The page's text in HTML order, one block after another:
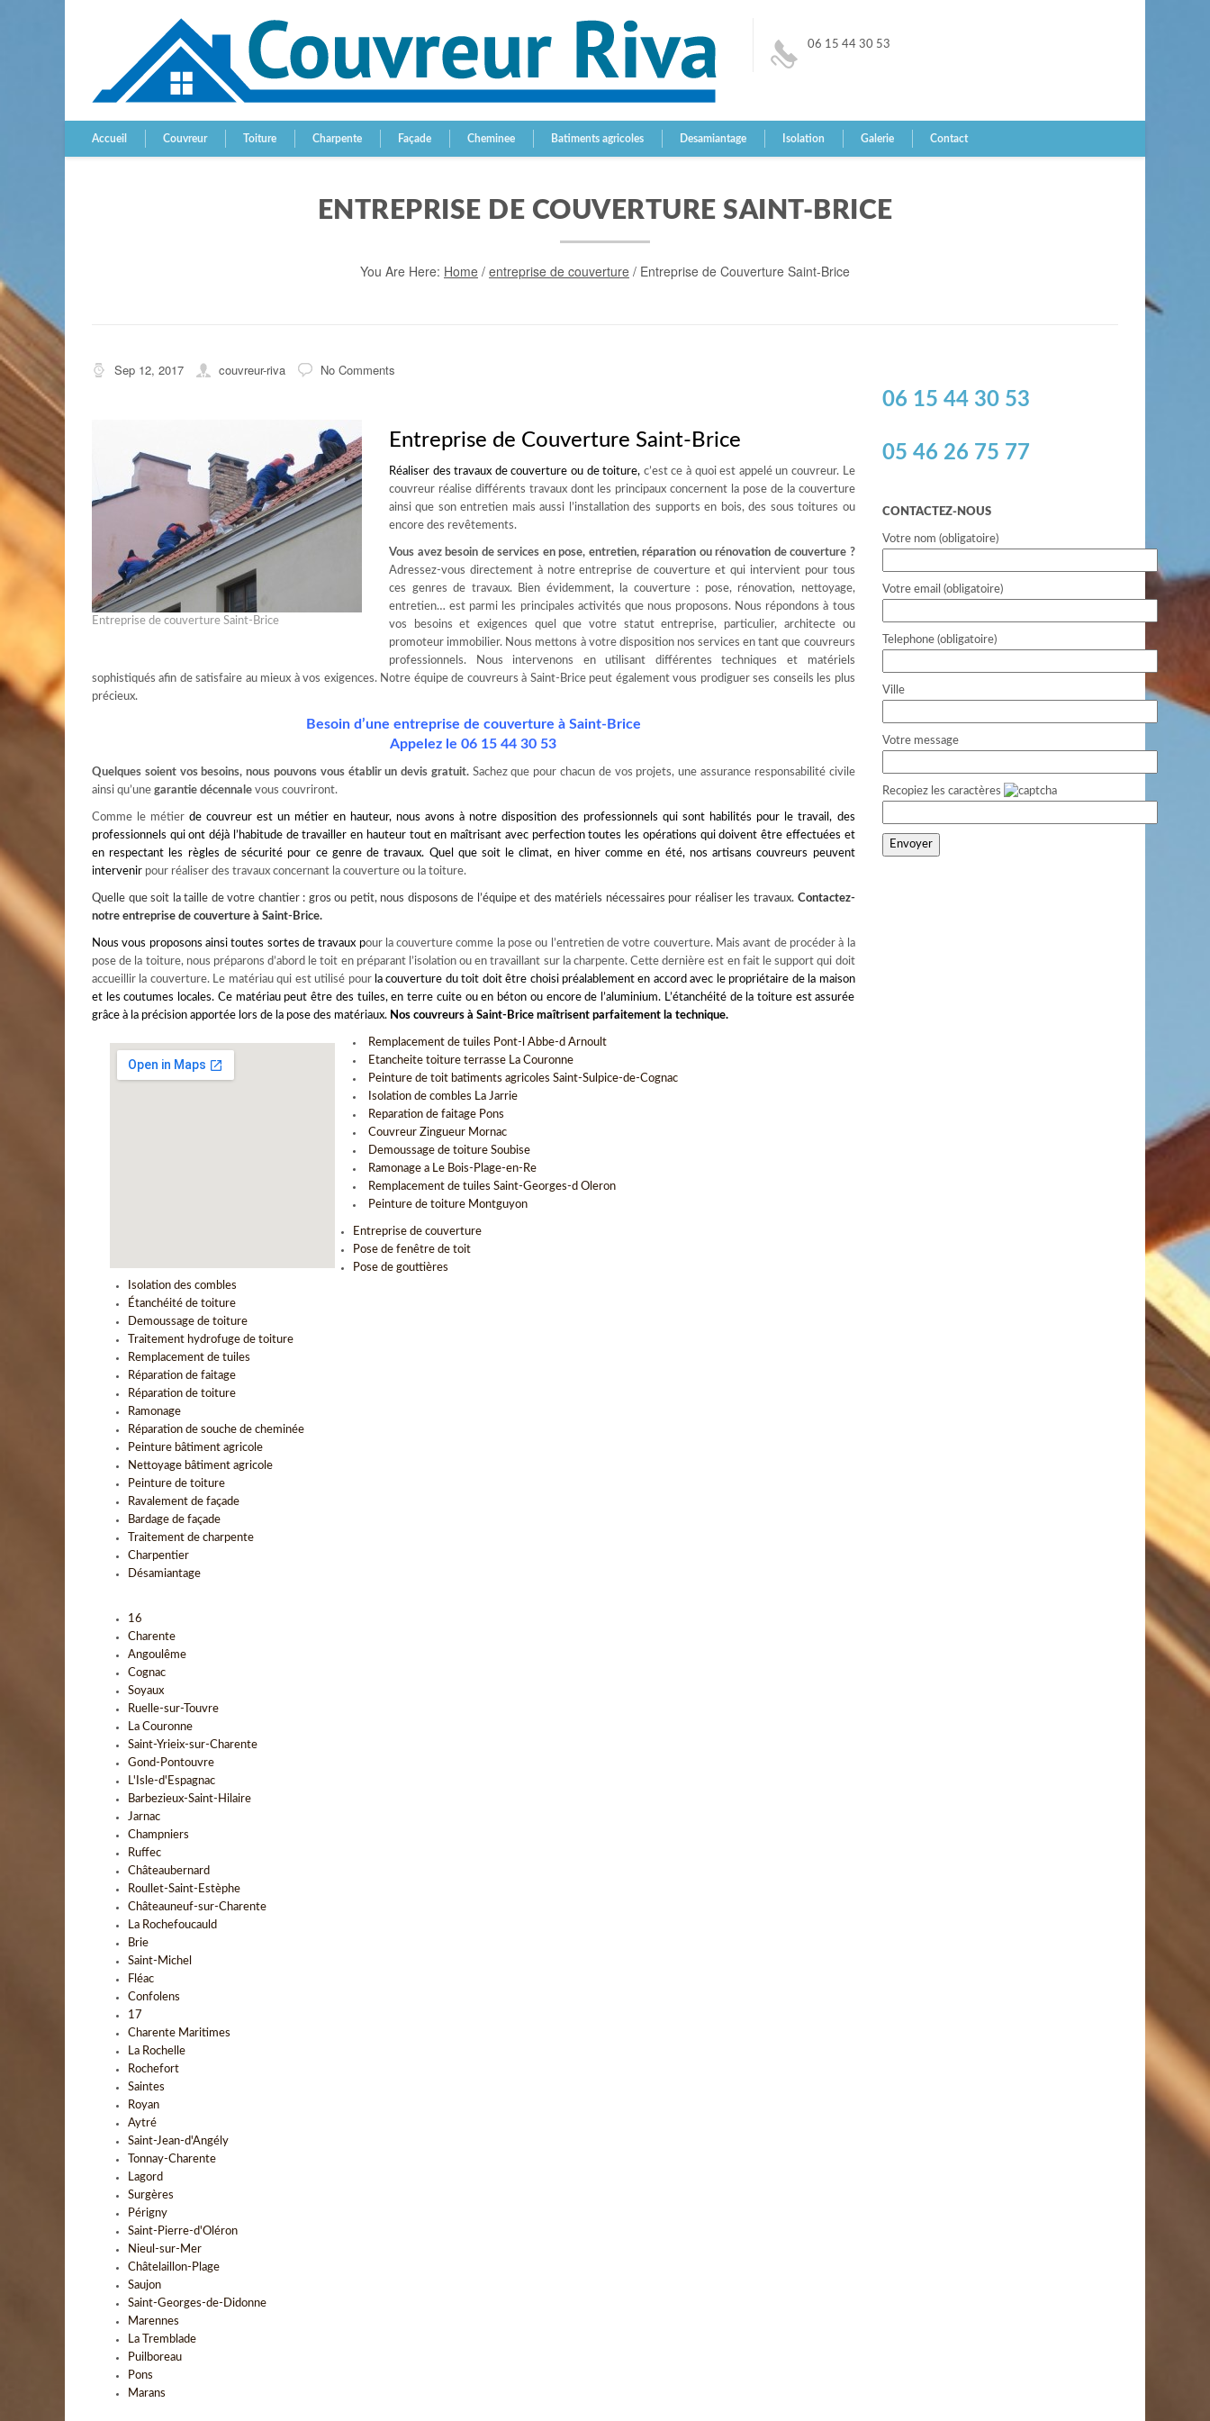
06 15 44 30 53
Accueil Couvreur Toiture Charpente Façade Cheminee Batiments agricoles Desamiantage Isolation Galerie Contact
ENTREPRISE DE COUVERTURE SAINT-BRICE
You Are Here: Home / entreprise de couverture / Entreprise de Couverture Saint-Brice
Sep 12, 2017 couvreur-riva No Comments
Entreprise de couverture Saint-Brice
Entreprise de Couverture Saint-Brice
Réaliser des travaux decouverture ou de toiture, c’est ce à quoi est appelé un couvreur. Le
couvreur réalise différents travaux dont les principaux concernent la pose de la couverture
ainsi que son entretien mais aussi l’installation des supports en bois, des sous toitures ou
encore des revêtements.
Vous avez besoin de services en pose, entretien, réparation ou rénovation de couverture ?
Adressez-vous directement à notre entreprise de couverture et qui intervient pour tous
ces genres de travaux. Bien évidemment, la couverture : pose, rénovation, nettoyage,
entretien… est parmi les principales activités que nous proposons. Nous répondons à tous
vos besoins et exigences quel que votre statut entreprise, particulier, architecte ou
promoteur immobilier. Nous mettons à votre disposition nos services en tant que couvreurs
professionnels. Nous intervenons en utilisant différentes techniques et matériels
sophistiqués afin de satisfaire au mieux à vos exigences. Notre équipe de couvreurs à Saint-Brice peut également vous prodiguer ses conseils les plus
précieux.
Besoin d’une entreprise de couverture à Saint-Brice
Appelez le06 15 44 30 53
Quelques soient vos besoins, nous pouvons vous établir un devis gratuit.Sachez que pour chacun de vos projets, une assurance responsabilité civile
ainsi qu’une garantie décennale vous couvriront.
Comme le métierde couvreur est un métier en hauteur, nous avons à notre disposition des professionnels qui sont habilités pour le travail, des
professionnels qui ont déjà l’habitude de travailler en hauteur tout en maîtrisant avec perfection toutes les opérations qui doivent être effectuées et
en respectant les règles de sécurité pour ce genre de travaux. Quel que soit le climat, en hiver comme en été, nos artisans couvreurs peuvent
intervenir pour réaliser des travaux concernant la couverture ou la toiture.
Quelle que soit la taille de votre chantier : gros ou petit, nous disposons de l’équipe et des matériels nécessaires pour réaliser les travaux. Contactez-
notre entreprise de couverture à Saint-Brice.
Nous vous proposons ainsi toutes sortes de travaux pour la couverture comme la pose ou l’entretien de votre couverture. Mais avant de procéder à la
pose de la toiture, nous préparons d’abord le toit en préparant l’isolation ou en travaillant sur la charpente. Cette dernière est en fait le support qui doit
accueillir la couverture. Le matériau qui est utilisé pourlacouverture du toit doit être choisi préalablement en accord avec le propriétaire de la maison
et les coutumes locales. Ce matériau peut être des tuiles, en terre cuite ou en béton ou encore de l’aluminium. L’étanchéité de la toiture est assurée
grâce à la précision apportée lors de la pose des matériaux. Nos couvreurs à Saint-Brice maîtrisent parfaitement la technique.
Remplacement de tuiles Pont-l Abbe-d Arnoult
Etancheite toiture terrasse La Couronne
Peinture de toit batiments agricoles Saint-Sulpice-de-Cognac
Isolation de combles La Jarrie
Reparation de faitage Pons
Couvreur Zingueur Mornac
Demoussage de toiture Soubise
Ramonage a Le Bois-Plage-en-Re
Remplacement de tuiles Saint-Georges-d Oleron
Peinture de toiture Montguyon
Entreprise de couverture
Pose de fenêtre de toit
Pose de gouttières
Isolation des combles
Étanchéité de toiture
Demoussage de toiture
Traitement hydrofuge de toiture
Remplacement de tuiles
Réparation de faitage
Réparation de toiture
Ramonage
Réparation de souche de cheminée
Peinture bâtiment agricole
Nettoyage bâtiment agricole
Peinture de toiture
Ravalement de façade
Bardage de façade
Traitement de charpente
Charpentier
Désamiantage
16
Charente
Angoulême
Cognac
Soyaux
Ruelle-sur-Touvre
La Couronne
Saint-Yrieix-sur-Charente
Gond-Pontouvre
L'Isle-d'Espagnac
Barbezieux-Saint-Hilaire
Jarnac
Champniers
Ruffec
Châteaubernard
Roullet-Saint-Estèphe
Châteauneuf-sur-Charente
La Rochefoucauld
Brie
Saint-Michel
Fléac
Confolens
17
Charente Maritimes
La Rochelle
Rochefort
Saintes
Royan
Aytré
Saint-Jean-d'Angély
Tonnay-Charente
Lagord
Surgères
Périgny
Saint-Pierre-d'Oléron
Nieul-sur-Mer
Châtelaillon-Plage
Saujon
Saint-Georges-de-Didonne
Marennes
La Tremblade
Puilboreau
Pons
Marans
06 15 44 30 53
05 46 26 75 77
CONTACTEZ-NOUS
Votre nom (obligatoire)
Votre email (obligatoire)
Telephone (obligatoire)
Ville
Votre message
Recopiez les caractères